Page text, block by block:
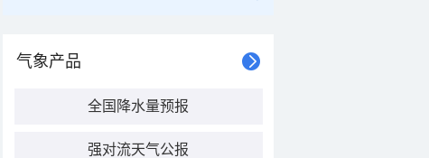
气象产品
全国降水量预报
强对流天气公报